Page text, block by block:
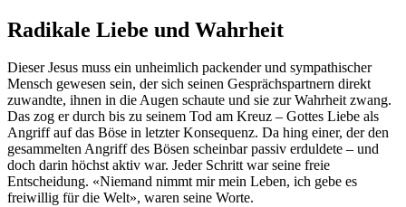
Radikale Liebe und Wahrheit
Dieser Jesus muss ein unheimlich packender und sympathischer
Mensch gewesen sein, der sich seinen Gesprächspartnern direkt
zuwandte, ihnen in die Augen schaute und sie zur Wahrheit zwang.
Das zog er durch bis zu seinem Tod am Kreuz – Gottes Liebe als
Angriff auf das Böse in letzter Konsequenz. Da hing einer, der den
gesammelten Angriff des Bösen scheinbar passiv erduldete – und
doch darin höchst aktiv war. Jeder Schritt war seine freie
Entscheidung. «Niemand nimmt mir mein Leben, ich gebe es
freiwillig für die Welt», waren seine Worte.